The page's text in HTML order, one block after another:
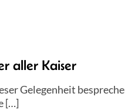
aller Kaiser
Gelegenheit
[…]